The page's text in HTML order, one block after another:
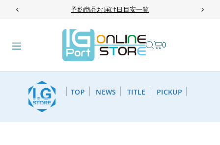
TRANSLATION MISSING: JA.ACCESSIBILITY.SKIP_TO_TEXT
予約商品お届け日目安一覧
0
TOP NEWS TITLE PICKUP